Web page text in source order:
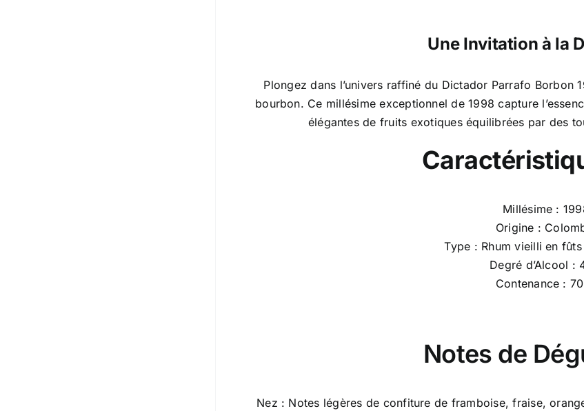
Une Invitation à la
Plongez dans l’univers raffiné du Dictador Parrafo Borbon
bourbon. Ce millésime exceptionnel de 1998 capture
élégantes de fruits exotiques équilibrées par des
Millésime :
Origine :
Type : Rhum vieilli en
Degré d’Alcool :
Contenance :
Notes de
Nez : Notes légères de confiture de framboise, fraise,